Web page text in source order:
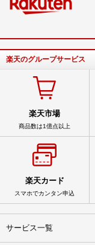
楽天のグループサービス
楽天市場
商品数は1億点以上
楽天カード
スマホでカンタン申込
サービス一覧